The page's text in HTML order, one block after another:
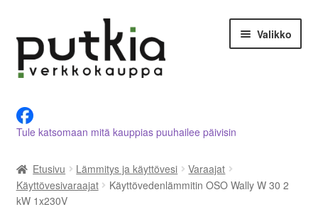
navigointiin
sisältöön
Valikko
Tietoja meistä
Asiakastilini
Ostoskori
Tule katsomaan mitä kauppias puuhailee päivisin
Etusivu Lämmitys ja käyttövesi
Varaajat
Käyttövesivaraajat
Käyttövedenlämmitin OSO Wally W 30 2
kW 1x230V